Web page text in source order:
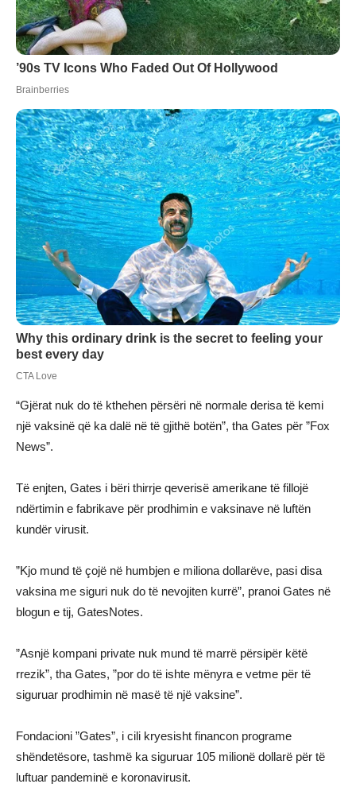
“Gjërat nuk do të kthehen përsëri në normale derisa të kemi
një vaksinë që ka dalë në të gjithë botën”, tha Gates për ”Fox
News”.
Të enjten, Gates i bëri thirrje qeverisë amerikane të fillojë
ndërtimin e fabrikave për prodhimin e vaksinave në luftën
kundër virusit.
”Kjo mund të çojë në humbjen e miliona dollarëve, pasi disa
vaksina me siguri nuk do të nevojiten kurrë”, pranoi Gates në
blogun e tij, GatesNotes.
”Asnjë kompani private nuk mund të marrë përsipër këtë
rrezik”, tha Gates, ”por do të ishte mënyra e vetme për të
siguruar prodhimin në masë të një vaksine”.
Fondacioni ”Gates”, i cili kryesisht financon programe
shëndetësore, tashmë ka siguruar 105 milionë dollarë për të
luftuar pandeminë e koronavirusit.